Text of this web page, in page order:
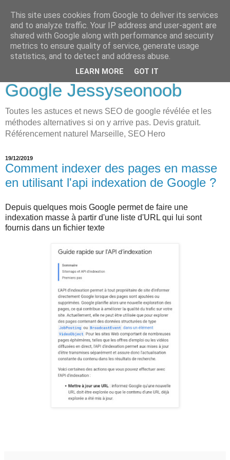
LOVE-MOI
Seo Holistique, Consultant
SEO Marseille visibilité
Google Jessyseonoob
Toutes les astuces et news SEO de google révélée et les
méthodes alternatives si on y arrive pas. Devis gratuit.
Référencement naturel Marseille, SEO Hero
19/12/2019
Comment indexer des pages en masse
en utilisant l'api indexation de Google ?
Depuis quelques mois Google permet de faire une
indexation masse à partir d'une liste d'URL qui lui sont
fournis dans un fichier texte
This site uses cookies from Google to deliver its services
and to analyze traffic. Your IP address and user-agent are
shared with Google along with performance and security
metrics to ensure quality of service, generate usage
statistics, and to detect and address abuse.
LEARN MORE GOT IT